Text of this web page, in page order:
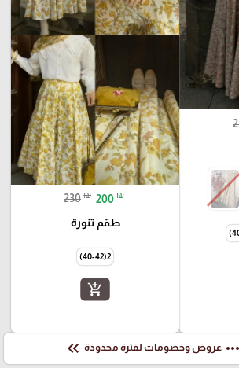
230 ₪ 200 ₪
طقم تنورة
2(40-42)
add_shopping_cart
more_horiz عروض وخصومات لفترة محدودة keyboard_double_arrow_left